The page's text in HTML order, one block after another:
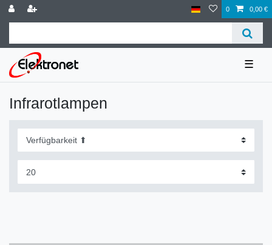
0 0,00 €
☰
Infrarotlampen